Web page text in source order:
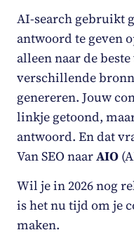
AI-search gebruikt
antwoord te geven
alleen naar de
verschillende
genereren. Jouw
linkje getoond,
antwoord. En dat
Van SEO naarAIO
Wil je in 2026 nog
is het nu tijd om je
maken.